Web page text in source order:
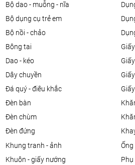
bộ dao - muỗng - nĩa
bộ dụng cụ trẻ em
bộ nồi - chảo
bông tai
dao - kéo
dây chuyền
đá quý - điêu khắc
đèn bàn
đèn chùm
đèn đứng
khung tranh - ảnh
khuôn - giấy nướng